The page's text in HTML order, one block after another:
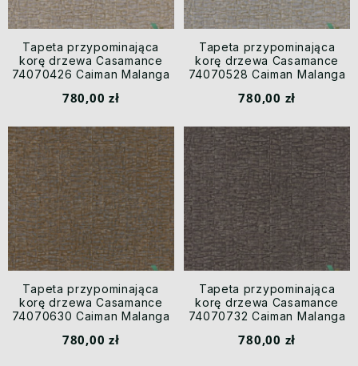
Tapeta przypominająca
korę drzewa Casamance
74070426 Caiman Malanga
780,00 zł
Tapeta przypominająca
korę drzewa Casamance
74070528 Caiman Malanga
780,00 zł
Tapeta przypominająca
korę drzewa Casamance
74070630 Caiman Malanga
780,00 zł
Tapeta przypominająca
korę drzewa Casamance
74070732 Caiman Malanga
780,00 zł